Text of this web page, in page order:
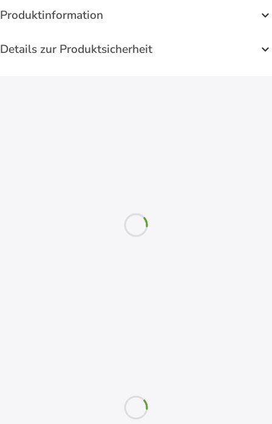
Produktinformation
Details zur Produktsicherheit